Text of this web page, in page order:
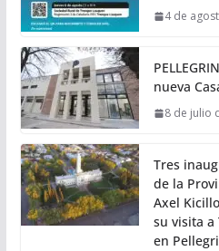
4 de
nueva
8 de julio
Tres
de la
Axel
su visita a
en